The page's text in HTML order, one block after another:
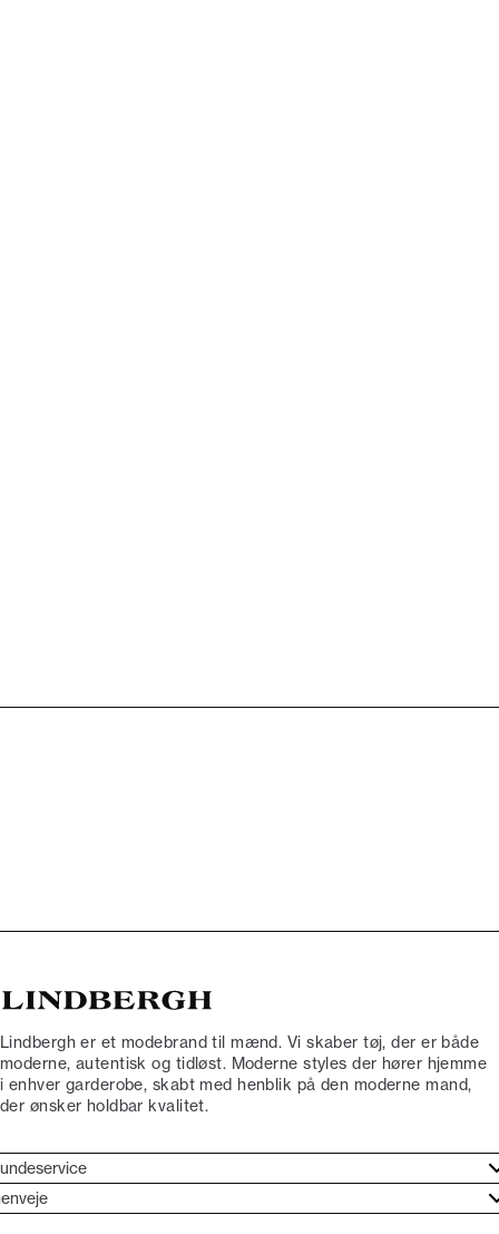
Lindbergh er et modebrand til mænd. Vi skaber tøj, der er både
moderne, autentisk og tidløst. Moderne styles der hører hjemme
i enhver garderobe, skabt med henblik på den moderne mand,
der ønsker holdbar kvalitet.